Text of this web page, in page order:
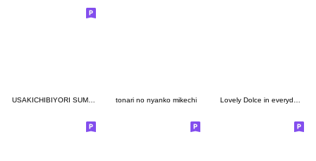
USAKICHIBIYORI SUMMER tonari no nyanko mikechi Lovely Dolce in everyday life